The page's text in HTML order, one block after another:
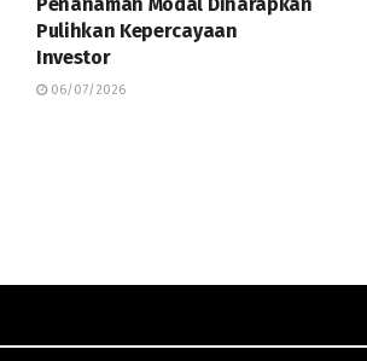
Pulihkan Kepercayaan
Investor
06/07/2026